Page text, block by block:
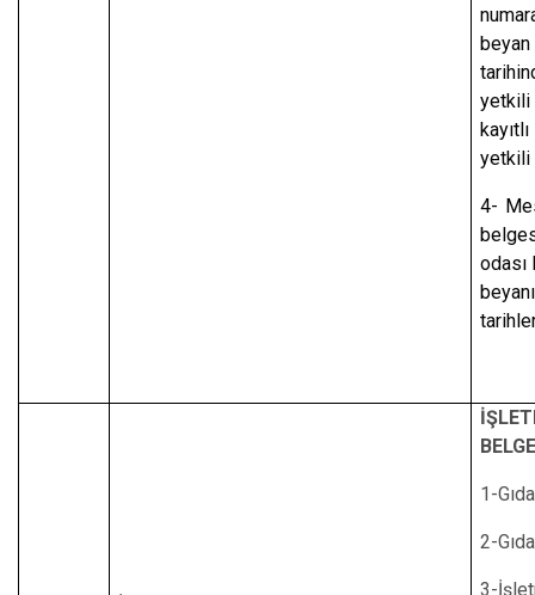
yetkili
yetkili
4-
odası
1-
2-
3-